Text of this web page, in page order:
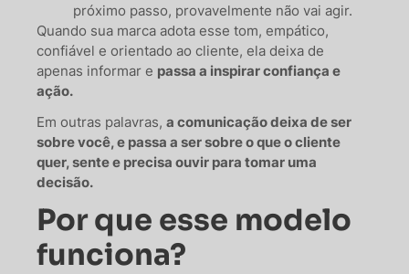
próximo passo, provavelmente não vai agir.
Quando sua marca adota esse tom, empático,
confiável e orientado ao cliente, ela deixa de
apenas informar e passa a inspirar confiança e
ação.
Em outras palavras, a comunicação deixa de ser
sobre você, e passa a ser sobre o que o cliente
quer, sente e precisa ouvir para tomar uma
decisão.
Por que esse modelo
funciona?